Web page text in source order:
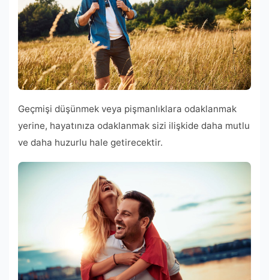
Geçmişi düşünmek veya pişmanlıklara odaklanmak
yerine, hayatınıza odaklanmak sizi ilişkide daha mutlu
ve daha huzurlu hale getirecektir.